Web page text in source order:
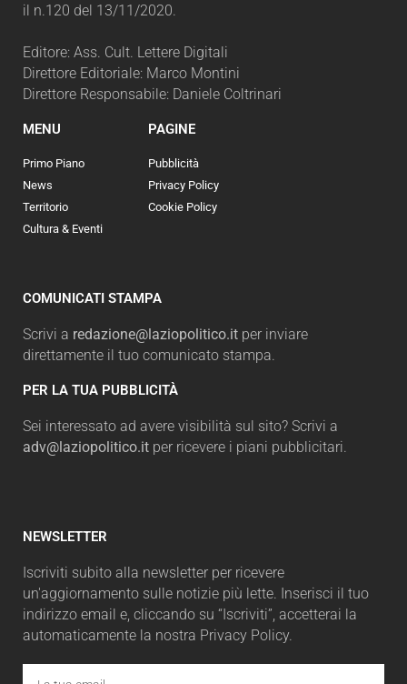
il n.120 del 13/11/2020.
Editore: Ass. Cult. Lettere Digitali
Direttore Editoriale: Marco Montini
Direttore Responsabile: Daniele Coltrinari
MENU
Primo Piano
News
Territorio
Cultura & Eventi
PAGINE
Pubblicità
Privacy Policy
Cookie Policy
COMUNICATI STAMPA
Scrivi a redazione@laziopolitico.it per inviare
direttamente il tuo comunicato stampa.
PER LA TUA PUBBLICITÀ
Sei interessato ad avere visibilità sul sito? Scrivi a
adv@laziopolitico.it per ricevere i piani pubblicitari.
NEWSLETTER
Iscriviti subito alla newsletter per ricevere
un'aggiornamento sulle notizie più lette. Inserisci il tuo
indirizzo email e, cliccando su “Iscriviti”, accetterai la
automaticamente la nostra Privacy Policy.